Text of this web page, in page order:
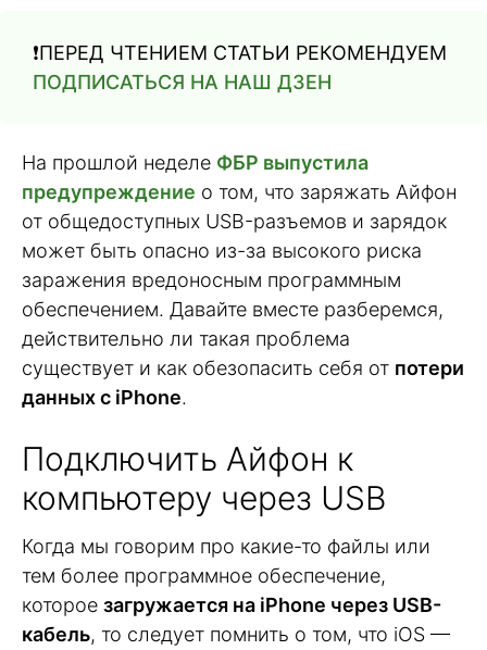
❗️ПЕРЕД ЧТЕНИЕМ СТАТЬИ РЕКОМЕНДУЕМ
ПОДПИСАТЬСЯ НА НАШ ДЗЕН
На прошлой неделе ФБР выпустила
предупреждение о том, что заряжать Айфон
от общедоступных USB-разъемов и зарядок
может быть опасно из-за высокого риска
заражения вредоносным программным
обеспечением. Давайте вместе разберемся,
действительно ли такая проблема
существует и как обезопасить себя от потери
данных с iPhone.
Подключить Айфон к
компьютеру через USB
Когда мы говорим про какие-то файлы или
тем более программное обеспечение,
которое загружается на iPhone через USB-
кабель, то следует помнить о том, что iOS —